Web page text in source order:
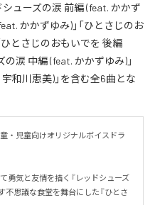
ューズの涙 前編 (feat. かかず
かかずゆみ)」「ひとさじのお
ひとさじのおもいでを 後編
の涙 中編 (feat. かかずゆみ)」
和川恵美)」を含む全6曲とな
・児童向けオリジナルボイスドラ
勇気と友情を描く『レッドシューズ
不思議な食堂を舞台にした『ひとさ